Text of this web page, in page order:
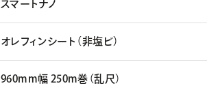
スマートナノ
オレフィンシート（非塩ビ）
960mm幅 250m巻（乱尺）